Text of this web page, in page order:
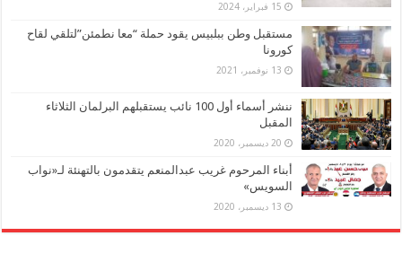
15 فبراير، 2024
مستقبل وطن ببلبيس يقود حملة “معا نطمئن”لتلقي لقاح
كورونا
13 نوفمبر، 2021
ننشر أسماء أول 100 نائب يستقبلهم البرلمان الثلاثاء
المقبل
20 ديسمبر، 2020
أبناء المرحوم غريب عبدالمنعم يتقدمون بالتهنئة لـ«نواب
السويس»
13 ديسمبر، 2020